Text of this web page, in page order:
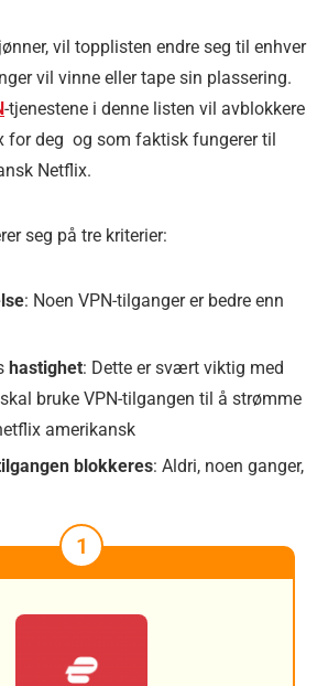
vil topplisten endre seg til enhver
vil vinne eller tape sin plassering.
-tjenestene i denne listen vil avblokkere
for deg og som faktisk fungerer til
Netflix.
seg på tre kriterier:
: Noen VPN-tilganger er bedre enn
hastighet: Dette er svært viktig med
bruke VPN-tilgangen til å strømme
amerikansk
blokkeres: Aldri, noen ganger,
1